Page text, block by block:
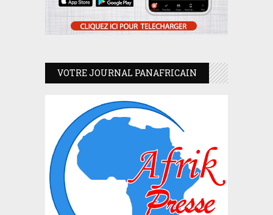
VOTRE JOURNAL PANAFRICAIN